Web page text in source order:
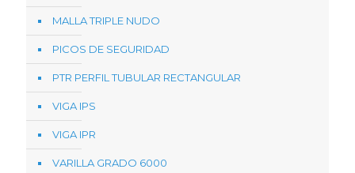
MALLA TRIPLE NUDO
PICOS DE SEGURIDAD
PTR PERFIL TUBULAR RECTANGULAR
VIGA IPS
VIGA IPR
VARILLA GRADO 6000